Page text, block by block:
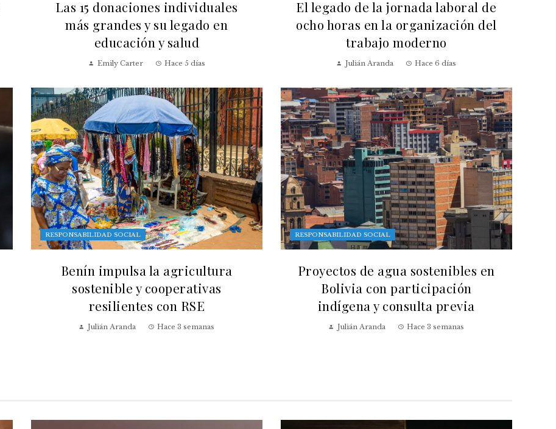
Las 15 donaciones individuales
más grandes y su legado en
educación y salud
Emily Carter Hace 5 días
El legado de la jornada laboral de
ocho horas en la organización del
trabajo moderno
Julián Aranda Hace 6 días
RESPONSABILIDAD SOCIAL
Benín impulsa la agricultura
sostenible y cooperativas
resilientes con RSE
Julián Aranda Hace 3 semanas
RESPONSABILIDAD SOCIAL
Proyectos de agua sostenibles en
Bolivia con participación
indígena y consulta previa
Julián Aranda Hace 3 semanas